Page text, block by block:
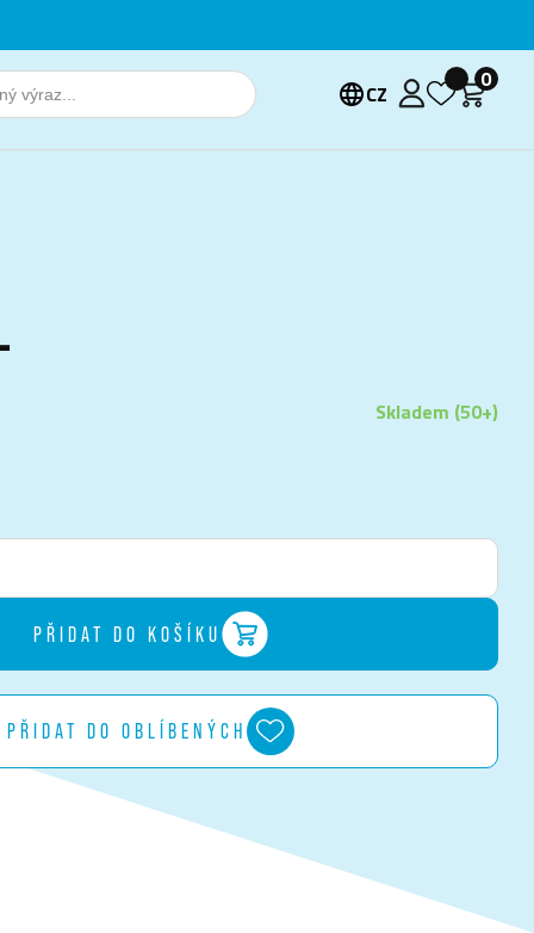
CZ
0
Skladem (50+)
PŘIDAT DO KOŠÍKU
PŘIDAT DO OBLÍBENÝCH